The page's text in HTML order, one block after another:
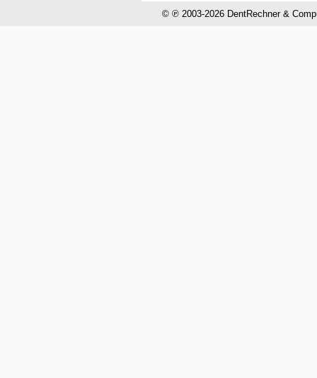
© ℗ 2003-2026 DentRechner &